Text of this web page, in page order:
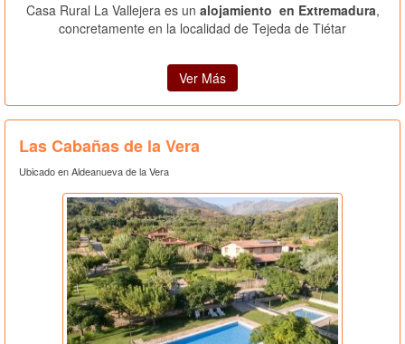
Casa Rural La Vallejera es un alojamiento en Extremadura,
concretamente en la localidad de Tejeda de Tiétar
Ver Más
Las Cabañas de la Vera
Ubicado en Aldeanueva de la Vera